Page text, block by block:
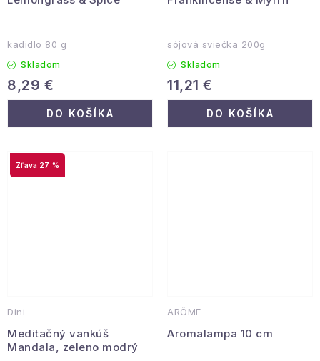
kadidlo 80 g
Skladom
8,29 €
DO KOŠÍKA
sójová sviečka 200g
Skladom
11,21 €
DO KOŠÍKA
Dini
Meditačný vankúš
Mandala, zeleno modrý
27 %
ARÔME
Aromalampa 10 cm